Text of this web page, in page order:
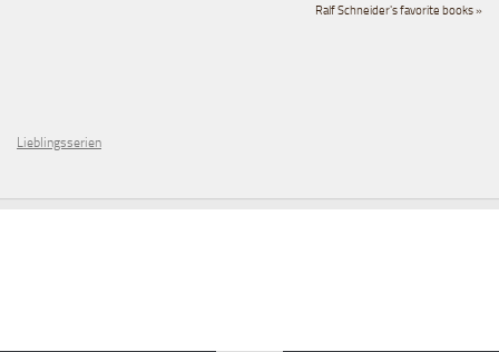
Ralf Schneider's favorite books »
Lieblingsserien